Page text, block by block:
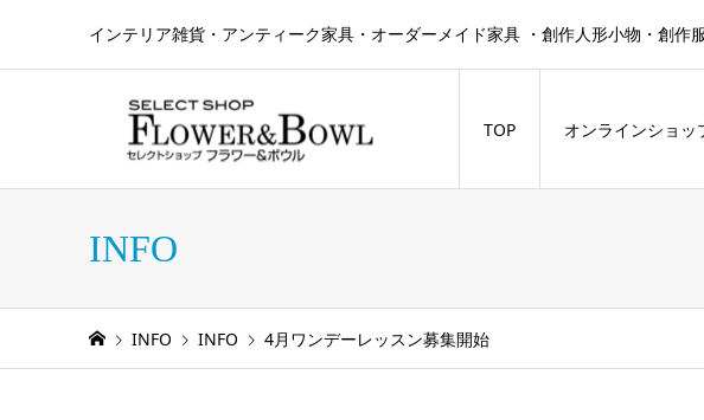
インテリア雑貨・アンティーク家具・オーダーメイド家具 ・創作人形小物・創作
TOP オンラインショッ
INFO
INFO INFO 4月ワンデーレッスン募集開始